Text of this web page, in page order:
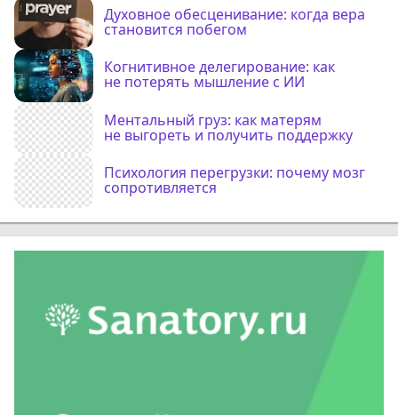
Духовное обесценивание: когда вера
становится побегом
Когнитивное делегирование: как
не потерять мышление с ИИ
Ментальный груз: как матерям
не выгореть и получить поддержку
Психология перегрузки: почему мозг
сопротивляется